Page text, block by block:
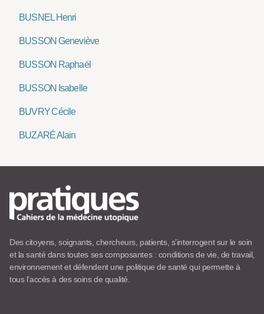
BUSNEL Henri
BUSSON Geneviève
BUSSON Raphaël
BUSSON Isabelle
BUVRY Cécile
BUZARÉ Alain
Des citoyens, soignants, chercheurs, patients, s’interrogent sur le soin
et la santé dans toutes ses composantes : conditions de vie, de travail,
environnement et défendent une politique de santé qui permette à
tous l’accès à des soins de qualité.